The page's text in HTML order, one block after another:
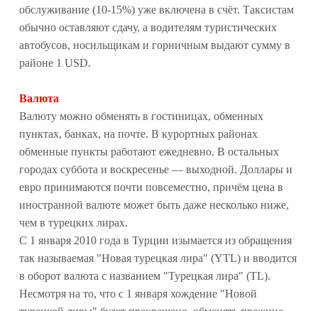
обслуживание (10-15%) уже включена в счёт. Таксистам
обычно оставляют сдачу, а водителям туристических
автобусов, носильщикам и горничным выдают сумму в
районе 1 USD.
Валюта
Валюту можно обменять в гостиницах, обменных
пунктах, банках, на почте. В курортных районах
обменные пункты работают ежедневно. В остальных
городах суббота и воскресенье — выходной. Доллары и
евро принимаются почти повсеместно, причём цена в
иностранной валюте может быть даже несколько ниже,
чем в турецких лирах.
С 1 января 2010 года в Турции изымается из обращения
так называемая "Новая турецкая лира" (YTL) и вводится
в оборот валюта с названием "Турецкая лира" (TL).
Несмотря на то, что с 1 января хождение "Новой